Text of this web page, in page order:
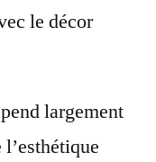
le décor
largement